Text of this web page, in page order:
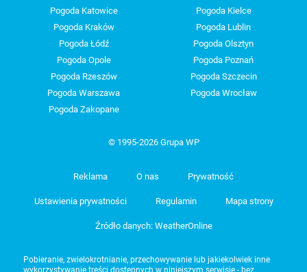
Pogoda Katowice
Pogoda Kielce
Pogoda Kraków
Pogoda Lublin
Pogoda Łódź
Pogoda Olsztyn
Pogoda Opole
Pogoda Poznań
Pogoda Rzeszów
Pogoda Szczecin
Pogoda Warszawa
Pogoda Wrocław
Pogoda Zakopane
© 1995-2026 Grupa WP
Reklama O nas Prywatność
Ustawienia prywatności Regulamin Mapa strony
Źródło danych: WeatherOnline
Pobieranie, zwielokrotnianie, przechowywanie lub jakiekolwiek inne
wykorzystywanie treści dostępnych w niniejszym serwisie - bez